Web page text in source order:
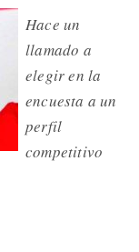
Hace un
llamado a
elegir en la
encuesta a un
perfil
competitivo